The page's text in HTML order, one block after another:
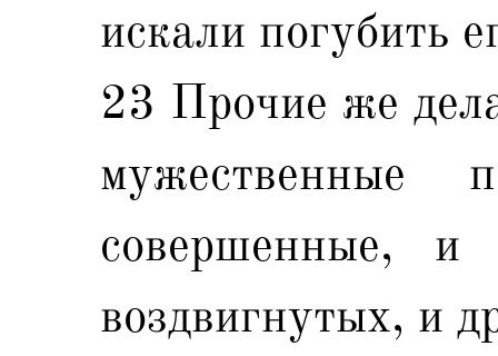
искали погубить
23 Прочие же
мужественные
совершенные, и
воздвигнутых, и